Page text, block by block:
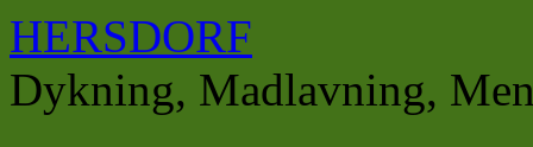
HERSDORF
Dykning, Madlavning,